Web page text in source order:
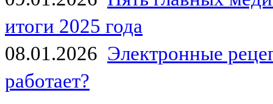
итоги 2025 года
08.01.2026 Электронные
работает?